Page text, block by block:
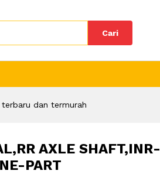
Cari
terbaru dan termurah
AXLE SHAFT,INR-
PART